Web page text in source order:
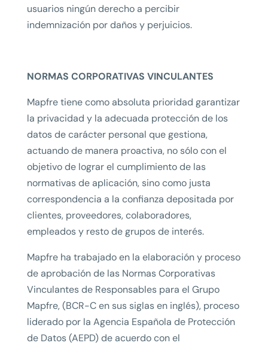
usuarios ningún derecho a percibir
indemnización por daños y perjuicios.
NORMAS CORPORATIVAS VINCULANTES
Mapfre tiene como absoluta prioridad garantizar
la privacidad y la adecuada protección de los
datos de carácter personal que gestiona,
actuando de manera proactiva, no sólo con el
objetivo de lograr el cumplimiento de las
normativas de aplicación, sino como justa
correspondencia a la confianza depositada por
clientes, proveedores, colaboradores,
empleados y resto de grupos de interés.
Mapfre ha trabajado en la elaboración y proceso
de aprobación de las Normas Corporativas
Vinculantes de Responsables para el Grupo
Mapfre, (BCR-C en sus siglas en inglés), proceso
liderado por la Agencia Española de Protección
de Datos (AEPD) de acuerdo con el